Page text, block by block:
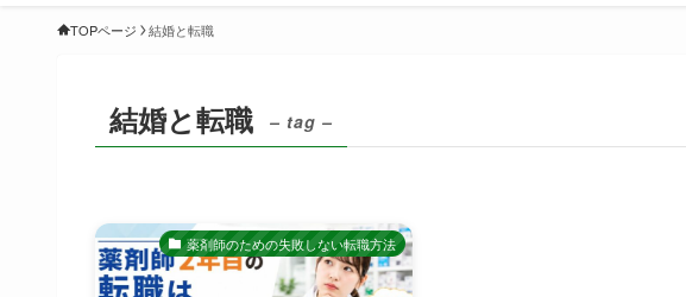
TOPページ 結婚と転職
結婚と転職 – tag –
薬剤師のための失敗しない転職方法